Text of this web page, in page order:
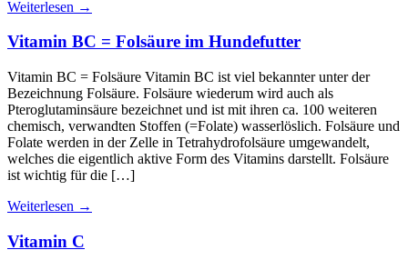
Weiterlesen →
Vitamin BC = Folsäure im Hundefutter
Vitamin BC = Folsäure Vitamin BC ist viel bekannter unter der
Bezeichnung Folsäure. Folsäure wiederum wird auch als
Pteroglutaminsäure bezeichnet und ist mit ihren ca. 100 weiteren
chemisch, verwandten Stoffen (=Folate) wasserlöslich. Folsäure und
Folate werden in der Zelle in Tetrahydrofolsäure umgewandelt,
welches die eigentlich aktive Form des Vitamins darstellt. Folsäure
ist wichtig für die […]
Weiterlesen →
Vitamin C